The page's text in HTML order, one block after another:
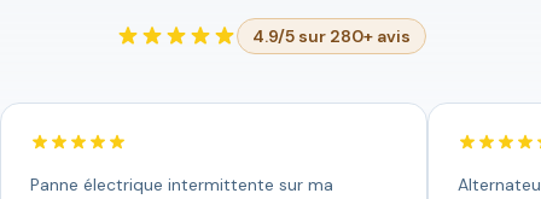
4.9/5 sur 280+ avis
Panne électrique intermittente sur ma